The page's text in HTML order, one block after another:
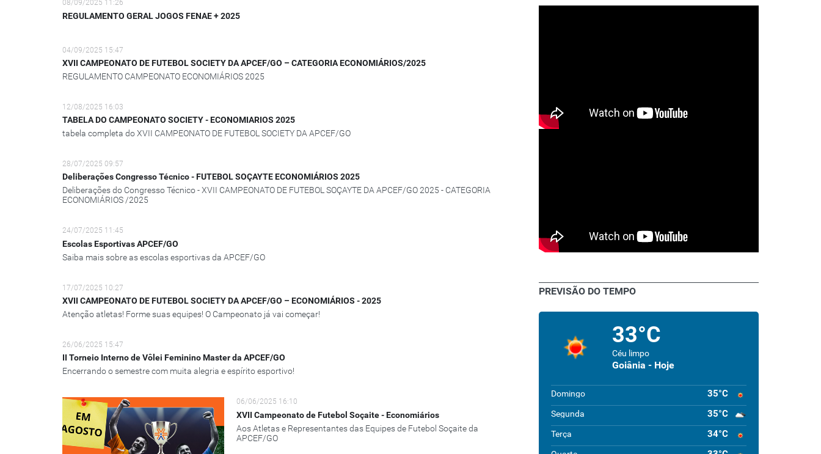
08/09/2025 11:26
REGULAMENTO GERAL JOGOS FENAE + 2025
04/09/2025 15:47
XVII CAMPEONATO DE FUTEBOL SOCIETY DA APCEF/GO – CATEGORIA ECONOMIÁRIOS/2025
REGULAMENTO CAMPEONATO ECONOMIÁRIOS 2025
12/08/2025 16:03
TABELA DO CAMPEONATO SOCIETY - ECONOMIARIOS 2025
tabela completa do XVII CAMPEONATO DE FUTEBOL SOCIETY DA APCEF/GO
28/07/2025 09:57
Deliberações Congresso Técnico - FUTEBOL SOÇAYTE ECONOMIÁRIOS 2025
Deliberações do Congresso Técnico - XVII CAMPEONATO DE FUTEBOL SOÇAYTE DA APCEF/GO 2025 - CATEGORIA
ECONOMIÁRIOS /2025
24/07/2025 11:45
Escolas Esportivas APCEF/GO
Saiba mais sobre as escolas esportivas da APCEF/GO
17/07/2025 10:27
XVII CAMPEONATO DE FUTEBOL SOCIETY DA APCEF/GO – ECONOMIÁRIOS - 2025
Atenção atletas! Forme suas equipes! O Campeonato já vai começar!
26/06/2025 15:47
II Torneio Interno de Vôlei Feminino Master da APCEF/GO
Encerrando o semestre com muita alegria e espírito esportivo!
06/06/2025 16:10
XVII Campeonato de Futebol Soçaite - Economiários
Aos Atletas e Representantes das Equipes de Futebol Soçaite da
APCEF/GO
PREVISÃO DO TEMPO
33°C
Céu limpo
Goiânia - Hoje
Domingo 35°C
Segunda 35°C
Terça 34°C